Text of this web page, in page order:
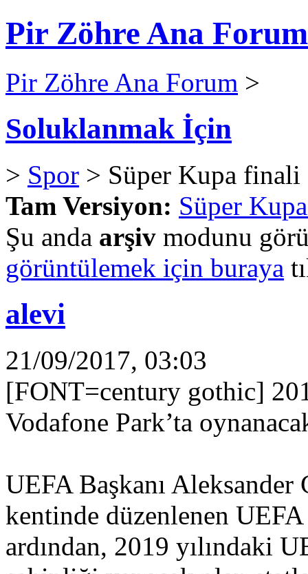
Pir Zöhre Ana Forum
Pir Zöhre Ana Forum >
Soluklanmak İçin
> Spor > Süper Kupa finali
Tam Versiyon: Süper
Şu anda arşiv modunu
görüntülemek için buraya
alevi
21/09/2017, 03:03
[FONT=century gothic]
Vodafone Park’ta
UEFA Başkanı
kentinde düzenlenen
ardından, 2019 yılındaki